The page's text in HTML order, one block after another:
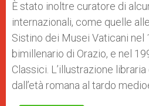
È stato inoltre curatore di
internazionali, come quelle
Sistino dei Musei Vaticani nel
bimillenario di Orazio, e nel
Classici. L’illustrazione
dall’età romana al tardo